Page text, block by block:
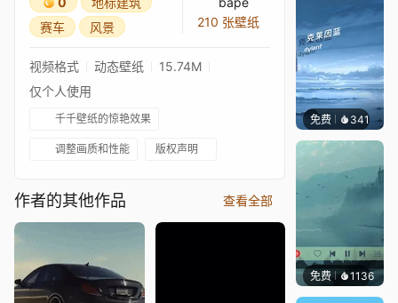
赛车
风景
210 张壁纸
视频格式 动态壁纸
15.74M
仅个人使用
千千壁纸的惊艳效果
调整画质和性能 版权声明
作者的其他作品 查看全部
免费 341冰茶Ln
免费 1136冰茶